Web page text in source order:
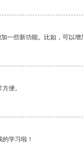
一些新功能。比如，可以
便。
学习啦！